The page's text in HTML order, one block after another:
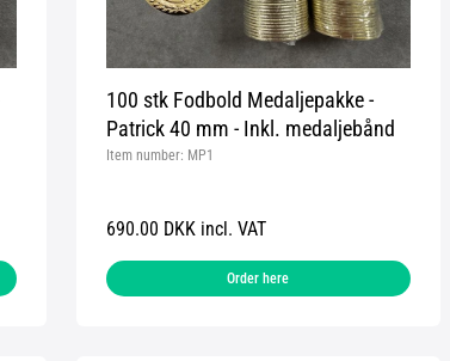
100 stk Fodbold Medaljepakke -
Patrick 40 mm - Inkl. medaljebånd
Item number: MP1
690.00 DKK incl. VAT
Order here